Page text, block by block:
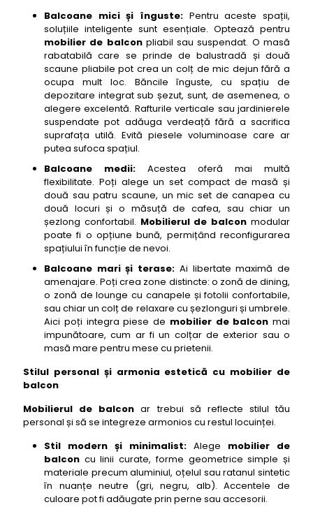
Balcoane mici și înguste: Pentru aceste spații,
soluțiile inteligente sunt esențiale. Optează pentru
mobilier de balconpliabil sau suspendat. O masă
rabatabilă care se prinde de balustradă și două
scaune pliabile pot crea un colț de mic dejun fără a
ocupa mult loc. Băncile înguste, cu spațiu de
depozitare integrat sub șezut, sunt, de asemenea, o
alegere excelentă. Rafturile verticale sau jardinierele
suspendate pot adăuga verdeață fără a sacrifica
suprafața utilă. Evită piesele voluminoase care ar
putea sufoca spațiul.
Balcoane medii: Acestea oferă mai multă
flexibilitate. Poți alege un set compact de masă și
două sau patru scaune, un mic set de canapea cu
două locuri și o măsuță de cafea, sau chiar un
șezlong confortabil. Mobilierul de balcon modular
poate fi o opțiune bună, permițând reconfigurarea
spațiului în funcție de nevoi.
Balcoane mari și terase: Ai libertate maximă de
amenajare. Poți crea zone distincte: o zonă de dining,
o zonă de lounge cu canapele și fotolii confortabile,
sau chiar un colț de relaxare cu șezlonguri și umbrele.
Aici poți integra piese de mobilier de balcon mai
impunătoare, cum ar fi un colțar de exterior sau o
masă mare pentru mese cu prietenii.
Stilul personal și armonia estetică cu mobilier de
balcon
Mobilierul de balcon ar trebui să reflecte stilul tău
personal și să se integreze armonios cu restul locuinței.
Stil modern și minimalist: Alege mobilier de
balcon cu linii curate, forme geometrice simple și
materiale precum aluminiul, oțelul sau ratanul sintetic
în nuanțe neutre (gri, negru, alb). Accentele de
culoare pot fi adăugate prin perne sau accesorii.